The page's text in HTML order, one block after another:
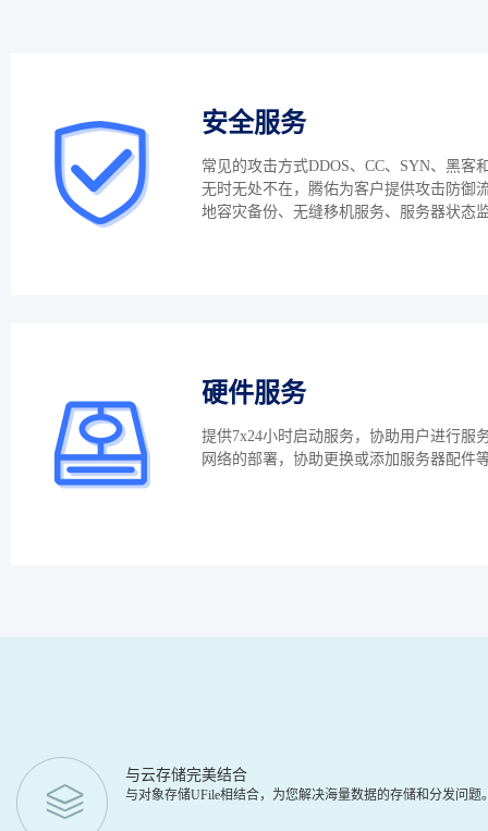
安全服务
常见的攻击方式DDOS、CC、SYN、黑客
无时无处不在，腾佑为客户提供攻击防御
地容灾备份、无缝移机服务、服务器状态
硬件服务
提供7x24小时启动服务，协助用户进行服
网络的部署，协助更换或添加服务器配件
与云存储完美结合
与对象存储UFile相结合，为您解决海量数据的存储和分发问